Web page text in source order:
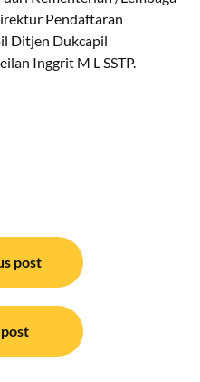
Pendaftaran
Ditjen Dukcapil
Inggrit M L SSTP.
post